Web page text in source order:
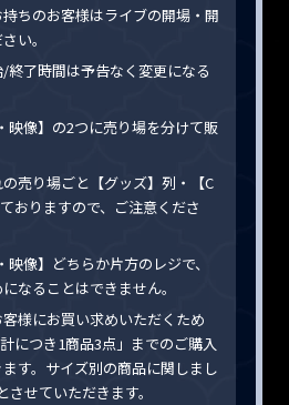
Supported by
ちのお客様はライブの開場・開
い。
了時間は予告なく変更になる
像】の2つに売り場を分けて販
売り場ごと【グッズ】列・【C
おりますので、ご注意くださ
像】どちらか片方のレジで、
なることはできません。
様にお買い求めいただくため
につき1商品3点」までのご購入
す。サイズ別の商品に関しまし
せていただきます。